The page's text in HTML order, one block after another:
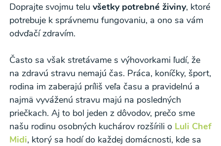
Doprajte svojmu telu všetky potrebné živiny, ktoré
potrebuje k správnemu fungovaniu, a ono sa vám
odvďačí zdravím.
Často sa však stretávame s výhovorkami ľudí, že
na zdravú stravu nemajú čas. Práca, koníčky, šport,
rodina im zaberajú príliš veľa času a pravidelnú a
najmä vyváženú stravu majú na posledných
priečkach. Aj to bol jeden z dôvodov, prečo sme
našu rodinu osobných kuchárov rozšírili o Luli Chef
Midi, ktorý sa hodí do každej domácnosti, kde sa